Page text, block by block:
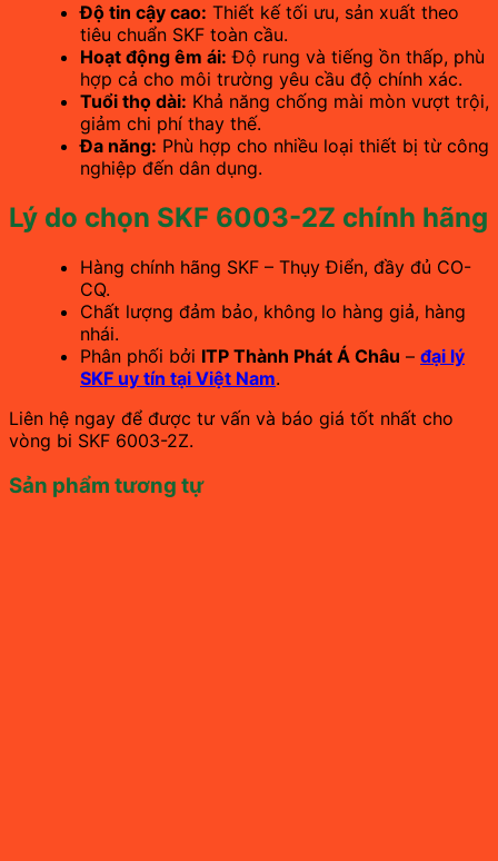
Độ tin cậy cao: Thiết kế tối ưu, sản xuất theo
tiêu chuẩn SKF toàn cầu.
Hoạt động êm ái: Độ rung và tiếng ồn thấp, phù
hợp cả cho môi trường yêu cầu độ chính xác.
Tuổi thọ dài: Khả năng chống mài mòn vượt trội,
giảm chi phí thay thế.
Đa năng: Phù hợp cho nhiều loại thiết bị từ công
nghiệp đến dân dụng.
Lý do chọn SKF 6003-2Z chính hãng
Hàng chính hãng SKF – Thụy Điển, đầy đủ CO-
CQ.
Chất lượng đảm bảo, không lo hàng giả, hàng
nhái.
Phân phối bởi ITP Thành Phát Á Châu – đại lý
SKF uy tín tại Việt Nam.
Liên hệ ngay để được tư vấn và báo giá tốt nhất cho
vòng bi SKF 6003-2Z.
Sản phẩm tương tự